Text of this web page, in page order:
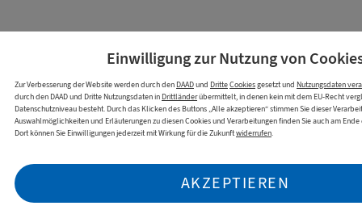
Einwilligung zur Nutzung von
Zur Verbesserung der Website werden durch den DAADund DritteCookiesgesetzt und Nutzungsdaten
durch den DAAD und Dritte Nutzungsdaten in Drittländerübermittelt, in denen kein mit dem EU-Recht
Datenschutzniveau besteht. Durch das Klicken des Buttons „Alle akzeptieren“ stimmen Sie dieser
Auswahlmöglichkeiten und Erläuterungen zu diesen Cookies und Verarbeitungen finden Sie auch am Ende
Dort können Sie Einwilligungen jederzeit mit Wirkung für die Zukunftwiderrufen.
AKZEPTIEREN